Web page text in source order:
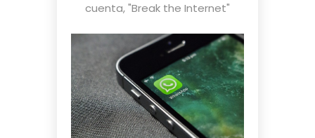
cuenta,"Break the Internet"